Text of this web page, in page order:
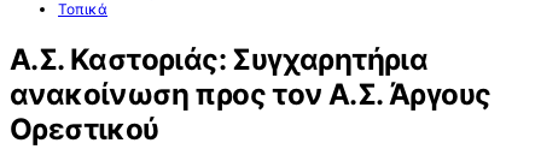
Τοπικά
Α.Σ. Καστοριάς: Συγχαρητήρια
ανακοίνωση προς τον Α.Σ. Άργους
Ορεστικού